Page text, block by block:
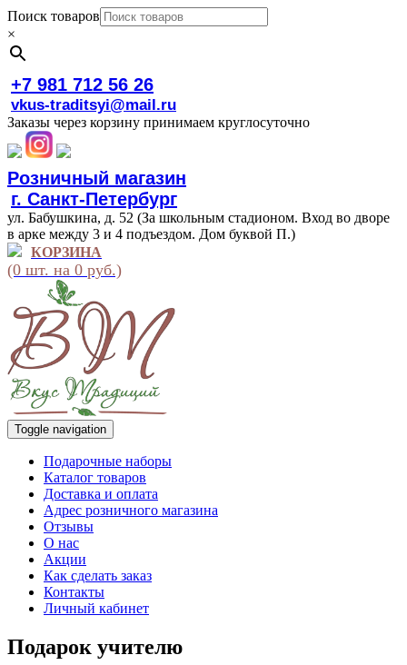
Поиск товаров
×
+7 981 712 56 26
vkus-traditsyi@mail.ru
Заказы через корзину принимаем круглосуточно
Розничный магазин
г. Санкт-Петербург
ул. Бабушкина, д. 52 (За школьным стадионом. Вход во дворе
в арке между 3 и 4 подъездом. Дом буквой П.)
КОРЗИНА
(0 шт. на 0 руб.)
Toggle navigation
Подарочные наборы
Каталог товаров
Доставка и оплата
Адрес розничного магазина
Отзывы
О нас
Акции
Как сделать заказ
Контакты
Личный кабинет
Подарок учителю